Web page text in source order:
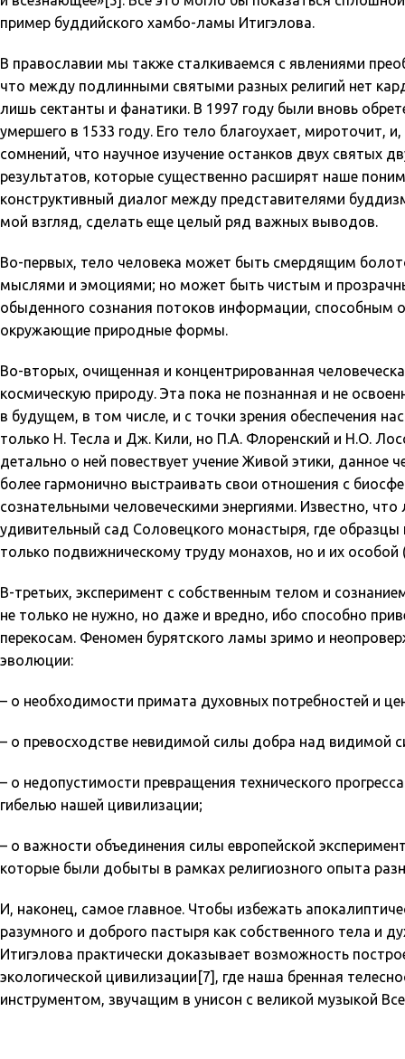
пример буддийского хамбо-ламы Итигэлова.
В православии мы также сталкиваемся с явлениями
что между подлинными святыми разных религий нет
лишь сектанты и фанатики. В 1997 году были вновь
умершего в 1533 году. Его тело благоухает,
сомнений, что научное изучение останков двух святых
результатов, которые существенно расширят наше
конструктивный диалог между представителями
мой взгляд, сделать еще целый ряд важных выводов.
Во-первых, тело человека может быть смердящим
мыслями и эмоциями; но может быть чистым и
обыденного сознания потоков информации, способным
окружающие природные формы.
Во-вторых, очищенная и концентрированная
космическую природу. Эта пока не познанная и не
в будущем, в том числе, и с точки зрения обеспечения
только Н. Тесла и Дж. Кили, но П.А. Флоренский и Н.О.
детально о ней повествует учение Живой этики, данное
более гармонично выстраивать свои отношения с
сознательными человеческими энергиями. Известно,
удивительный сад Соловецкого монастыря, где
только подвижническому труду монахов, но и их особой
В-третьих, эксперимент с собственным телом и
не только не нужно, но даже и вредно, ибо способно
перекосам. Феномен бурятского ламы зримо и
эволюции:
– о необходимости примата духовных потребностей и
– о превосходстве невидимой силы добра над видимой
– о недопустимости превращения технического
гибелью нашей цивилизации;
– о важности объединения силы европейской
которые были добыты в рамках религиозного опыта
И, наконец, самое главное. Чтобы избежать
разумного и доброго пастыря как собственного тела и
Итигэлова практически доказывает возможность
экологической цивилизации[7], где наша бренная
инструментом, звучащим в унисон с великой музыкой